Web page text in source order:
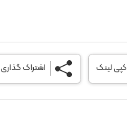
اشتراک گذاری کپی لینک